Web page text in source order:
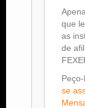
que
as
de
se